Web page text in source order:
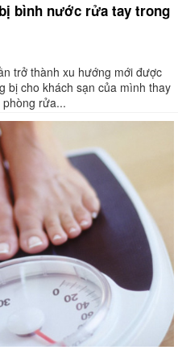
bình nước rửa tay trong
trở thành xu hướng mới được
bị cho khách sạn của mình thay
rửa...